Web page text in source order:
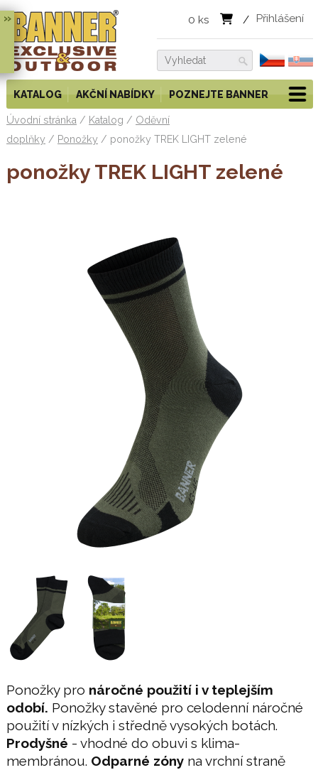
» Přihlášení
0 ks /
KATALOG AKČNÍ NABÍDKY POZNEJTE BANNER
Úvodní stránka / Katalog / Oděvní
doplňky / Ponožky / ponožky TREK LIGHT zelené
ponožky TREK LIGHT zelené
Ponožky pro náročné použití i v teplejším
odobí. Ponožky stavěné pro celodenní náročné
použití v nízkých i středně vysokých botách.
Prodyšné - vhodné do obuvi s klima-
membránou. Odparné zóny na vrchní straně